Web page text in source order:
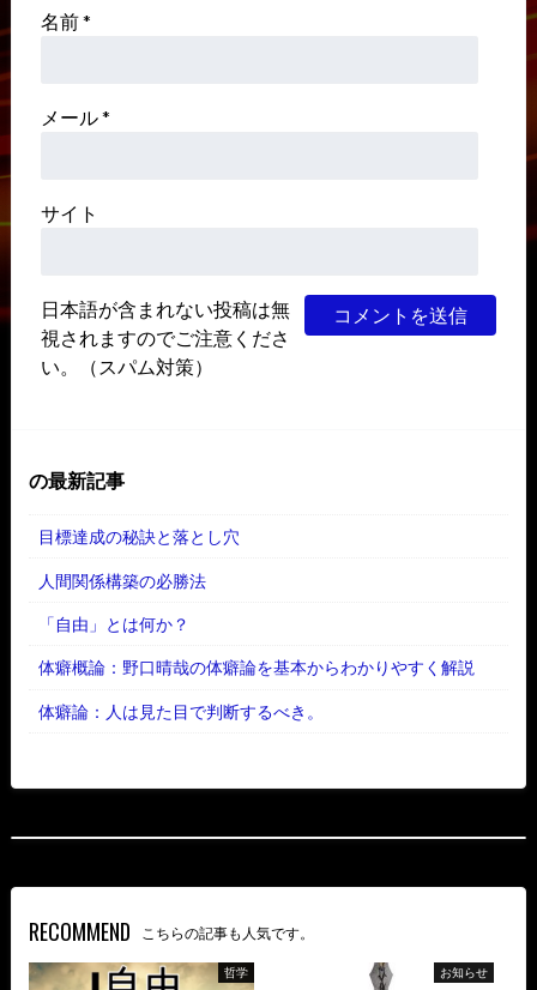
名前*
メール*
サイト
日本語が含まれない投稿は無
視されますのでご注意くださ
い。（スパム対策）
の最新記事
目標達成の秘訣と落とし穴
人間関係構築の必勝法
「自由」とは何か？
体癖概論：野口晴哉の体癖論を基本からわかりやすく解説
体癖論：人は見た目で判断するべき。
RECOMMEND こちらの記事も人気です。
哲学 お知らせ